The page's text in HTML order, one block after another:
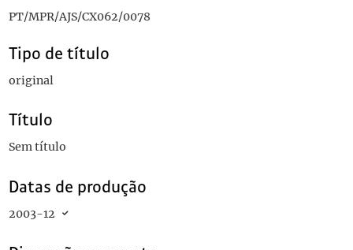
PT/MPR/AJS/CX062/0078
Tipo de título
original
Título
Sem título
Datas de produção
2003-12